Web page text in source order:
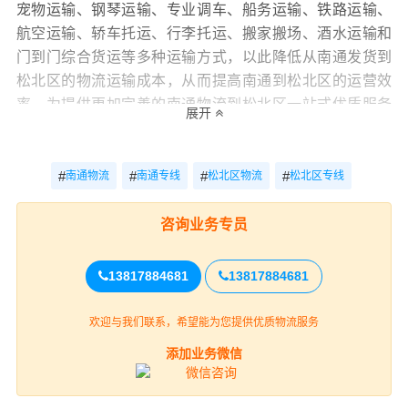
宠物运输、钢琴运输、专业调车、船务运输、铁路运输、
航空运输、轿车托运、行李托运、搬家搬场、酒水运输和
门到门综合货运等多种运输方式，以此降低从南通发货到
松北区的物流运输成本，从而提高南通到松北区的运营效
率，为提供更加完善的南通物流到松北区一站式优质服务
决定财根南通的高度”服务理念，积极研发和引进具有高科
技含量的信息技术与设备来提升南通到松北区物流专线服
展开
#南通物流 #南通专线 #松北区物流 #松北区专线
咨询业务专员
13817884681 13817884681
欢迎与我们联系，希望能为您提供优质物流服务
添加业务微信